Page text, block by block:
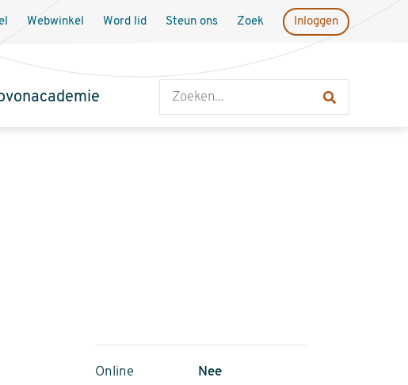
Webwinkel Word lid Steun ons Zoek Inloggen
Online Nee